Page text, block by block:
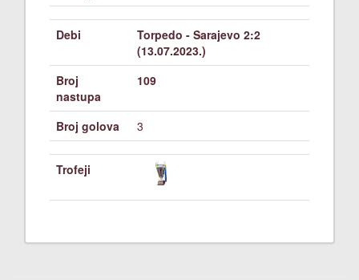
Debi
Torpedo - Sarajevo 2:2
(13.07.2023.)
Broj
nastupa
109
Broj golova 3
Trofeji